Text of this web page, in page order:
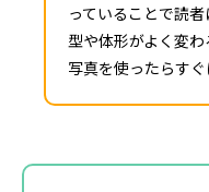
っていることで読
型や体形がよく変
写真を使ったらすぐ